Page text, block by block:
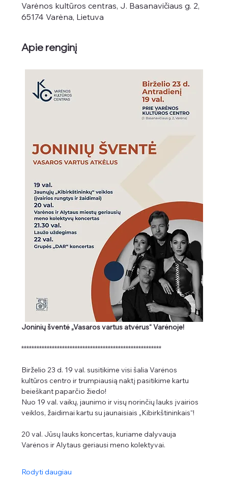
Varėnos kultūros centras, J. Basanavičiaus g. 2,
65174 Varėna, Lietuva
Apie renginį
Joninių šventė „Vasaros vartus atvėrus“ Varėnoje!
*******************************************************
Birželio 23 d. 19 val. susitikime visi šalia Varėnos
kultūros centro ir trumpiausią naktį pasitikime kartu
beieškant paparčio žiedo!
Nuo 19 val. vaikų, jaunimo ir visų norinčių lauks įvairios
veiklos, žaidimai kartu su jaunaisiais „Kibirkštininkais“!
20 val. Jūsų lauks koncertas, kuriame dalyvauja
Varėnos ir Alytaus geriausi meno kolektyvai.
Rodyti daugiau